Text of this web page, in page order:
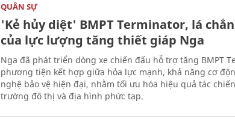
QUÂN SỰ
'Kẻ hủy diệt' BMPT Terminator, lá
của lực lượng tăng thiết giáp Nga
Nga đã phát triển dòng xe chiến đấu hỗ trợ tăng BMPT
phương tiện kết hợp giữa hỏa lực mạnh, khả năng cơ
nghệ bảo vệ hiện đại, nhằm tối ưu hóa hiệu quả tác
trường đô thị và địa hình phức tạp.